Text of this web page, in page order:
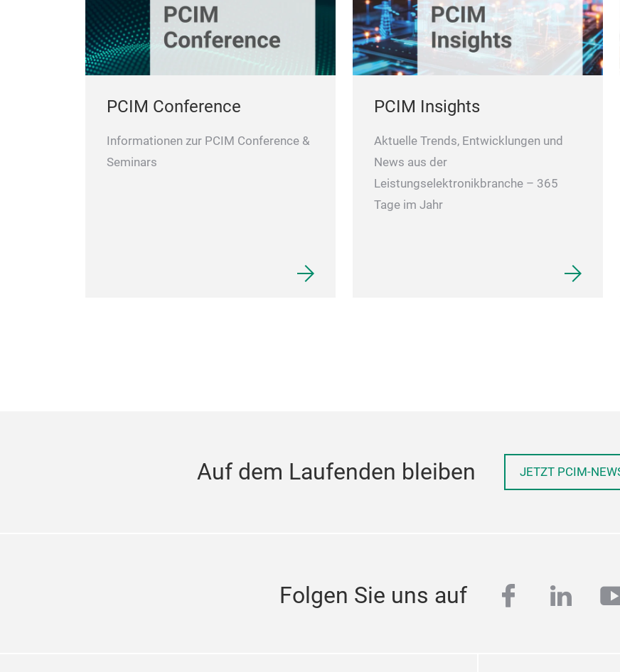
PCIM Conference
Informationen zur PCIM Conference &
Seminars
PCIM Insights
Aktuelle Trends, Entwicklungen und
News aus der
Leistungselektronikbranche – 365
Tage im Jahr
Auf dem Laufenden bleiben JETZT PCIM-
Folgen Sie uns auf facebook